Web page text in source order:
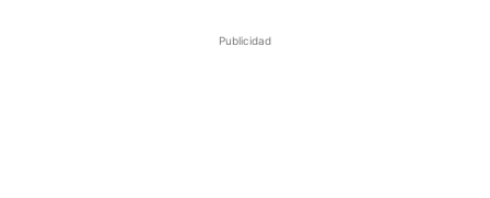
Publicidad